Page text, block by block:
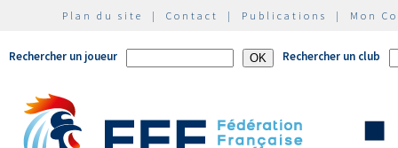
Plan du site | Contact | Publications | Mon
Rechercher un joueur Rechercher un club